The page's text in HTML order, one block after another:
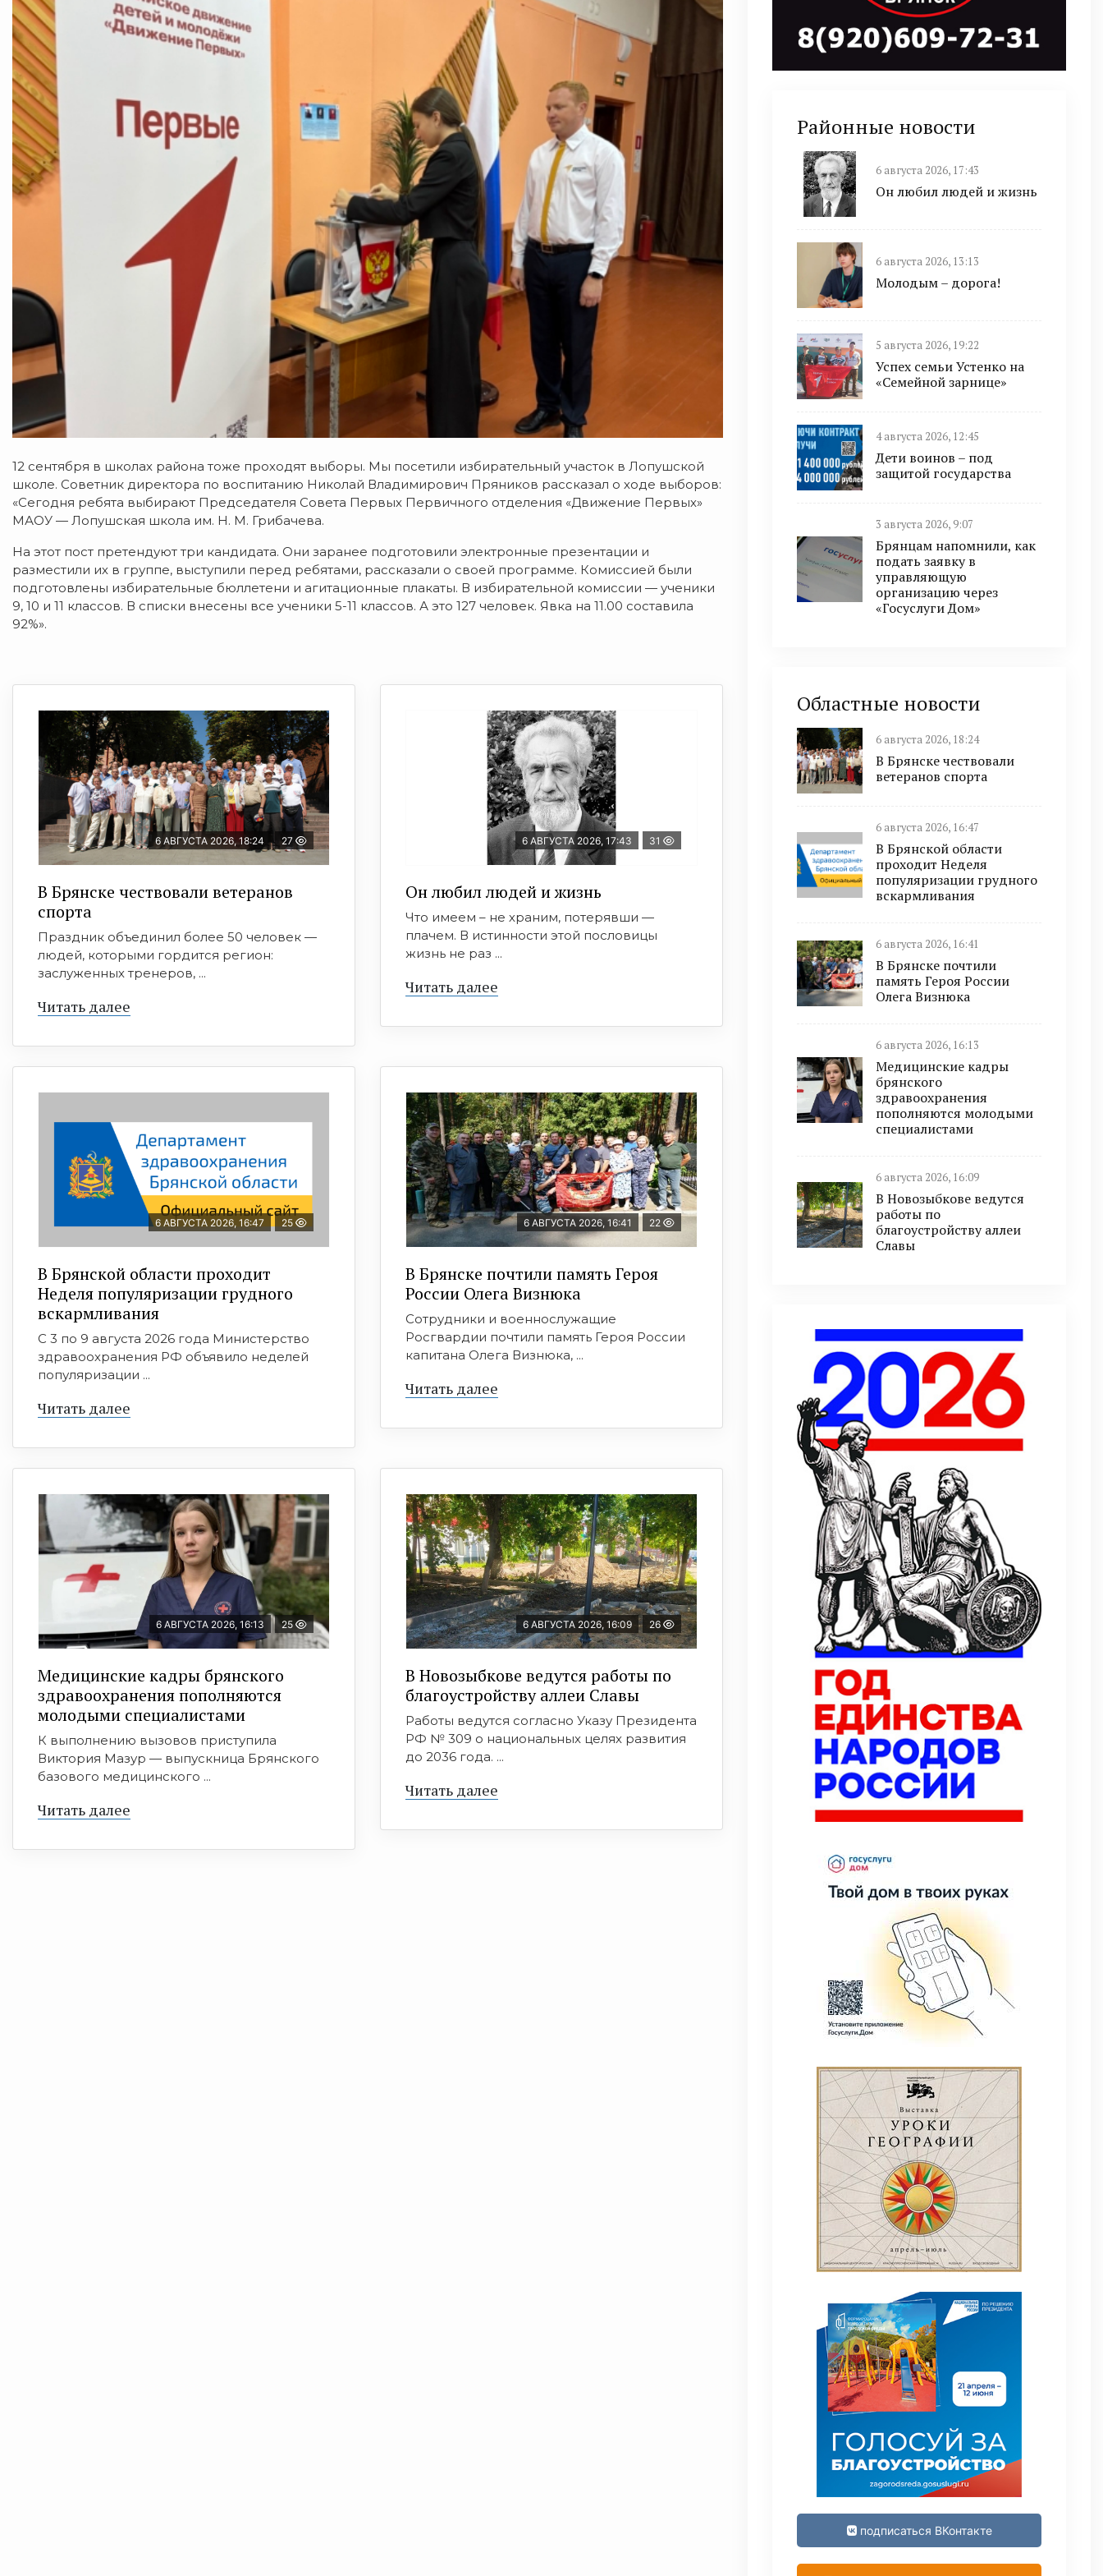
12 сентября в школах района тоже проходят выборы. Мы посетили избирательный участок в Лопушской
школе. Советник директора по воспитанию Николай Владимирович Пряников рассказал о ходе выборов:
«Сегодня ребята выбирают Председателя Совета Первых Первичного отделения «Движение Первых»
МАОУ — Лопушская школа им. Н. М. Грибачева.
На этот пост претендуют три кандидата. Они заранее подготовили электронные презентации и
разместили их в группе, выступили перед ребятами, рассказали о своей программе. Комиссией были
подготовлены избирательные бюллетени и агитационные плакаты. В избирательной комиссии — ученики
9, 10 и 11 классов. В списки внесены все ученики 5-11 классов. А это 127 человек. Явка на 11.00 составила
92%».
6 АВГУСТА 2026, 18:24 27
В Брянске чествовали ветеранов
спорта
Праздник объединил более 50 человек —
людей, которыми гордится регион:
заслуженных тренеров, ...
Читать далее
6 АВГУСТА 2026, 17:43 31
Он любил людей и жизнь
Что имеем – не храним, потерявши —
плачем. В истинности этой пословицы
жизнь не раз ...
Читать далее
6 АВГУСТА 2026, 16:47 25
В Брянской области проходит
Неделя популяризации грудного
вскармливания
С 3 по 9 августа 2026 года Министерство
здравоохранения РФ объявило неделей
популяризации ...
Читать далее
6 АВГУСТА 2026, 16:41 22
В Брянске почтили память Героя
России Олега Визнюка
Сотрудники и военнослужащие
Росгвардии почтили память Героя России
капитана Олега Визнюка, ...
Читать далее
6 АВГУСТА 2026, 16:13 25
Медицинские кадры брянского
здравоохранения пополняются
молодыми специалистами
К выполнению вызовов приступила
Виктория Мазур — выпускница Брянского
базового медицинского ...
Читать далее
6 АВГУСТА 2026, 16:09 26
В Новозыбкове ведутся работы по
благоустройству аллеи Славы
Работы ведутся согласно Указу Президента
РФ № 309 о национальных целях развития
до 2036 года. ...
Читать далее
Районные новости
6 августа 2026, 17:43
Он любил людей и жизнь
6 августа 2026, 13:13
Молодым – дорога!
5 августа 2026, 19:22
Успех семьи Устенко на
«Семейной зарнице»
4 августа 2026, 12:45
Дети воинов – под
защитой государства
3 августа 2026, 9:07
Брянцам напомнили, как
подать заявку в
управляющую
организацию через
«Госуслуги Дом»
Областные новости
6 августа 2026, 18:24
В Брянске чествовали
ветеранов спорта
6 августа 2026, 16:47
В Брянской области
проходит Неделя
популяризации грудного
вскармливания
6 августа 2026, 16:41
В Брянске почтили
память Героя России
Олега Визнюка
6 августа 2026, 16:13
Медицинские кадры
брянского
здравоохранения
пополняются молодыми
специалистами
6 августа 2026, 16:09
В Новозыбкове ведутся
работы по
благоустройству аллеи
Славы
подписаться ВКонтакте